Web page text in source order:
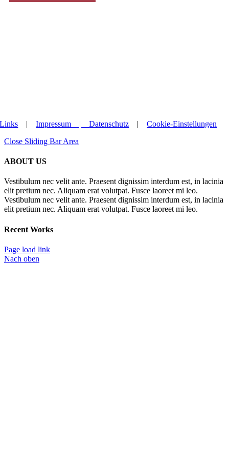
Links |Impressum |Datenschutz |Cookie-Einstellungen
Close Sliding Bar Area
ABOUT US
Vestibulum nec velit ante. Praesent dignissim interdum est, in lacinia
elit pretium nec. Aliquam erat volutpat. Fusce laoreet mi leo.
Vestibulum nec velit ante. Praesent dignissim interdum est, in lacinia
elit pretium nec. Aliquam erat volutpat. Fusce laoreet mi leo.
Recent Works
Page load link
Nach oben